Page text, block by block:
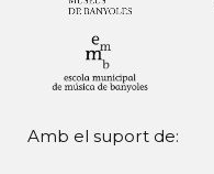
Amb el suport de: